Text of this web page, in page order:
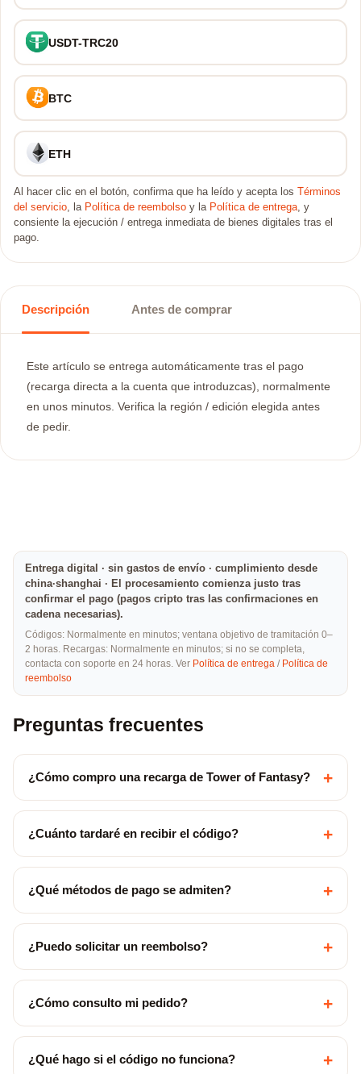
USDT-TRC20
BTC
ETH
Al hacer clic en el botón, confirma que ha leído y acepta los
Términos
del servicio, la Política de reembolso y la Política de entrega, y
consiente la ejecución / entrega inmediata de bienes digitales tras el
pago.
Descripción Antes de comprar
Este artículo se entrega automáticamente tras el pago
(recarga directa a la cuenta que introduzcas), normalmente
en unos minutos. Verifica la región / edición elegida antes
de pedir.
Entrega digital · sin gastos de envío · cumplimiento desde
china·shanghai · El procesamiento comienza justo tras
confirmar el pago (pagos cripto tras las confirmaciones en
cadena necesarias).
Códigos: Normalmente en minutos; ventana objetivo de tramitación 0–
2 horas. Recargas: Normalmente en minutos; si no se completa,
contacta con soporte en 24 horas. Ver Política de entrega / Política de
reembolso
Preguntas frecuentes
¿Cómo compro una recarga de Tower of Fantasy? +
¿Cuánto tardaré en recibir el código? +
¿Qué métodos de pago se admiten? +
¿Puedo solicitar un reembolso? +
¿Cómo consulto mi pedido? +
¿Qué hago si el código no funciona? +